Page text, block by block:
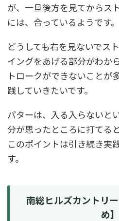
が、一旦後方を見てからス
には、合っているようです。
どうしても右を見ないでス
イングをあげる部分がわか
トロークができないことが
践していきたいです。
パターは、入る入らないと
分が思ったところに打てる
このポイントは引き続き実
す。
南総ヒルズカントリ
め】